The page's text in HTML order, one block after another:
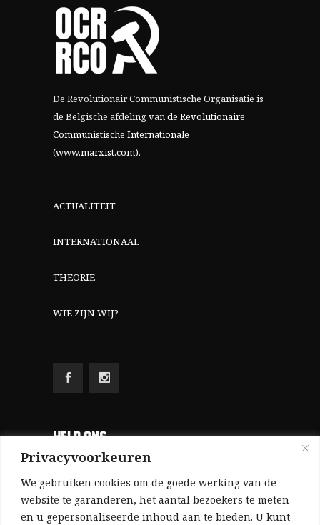
Privacyvoorkeuren
We gebruiken cookies om de goede werking van de
website te garanderen, het aantal bezoekers te meten
en u gepersonaliseerde inhoud aan te bieden. U kunt
De Revolutionair Communistische Organisatie is
de Belgische afdeling van de Revolutionaire
Communistische Internationale
(www.marxist.com).
ACTUALITEIT
INTERNATIONAAL
THEORIE
WIE ZIJN WIJ?
HELP ONS
Aangezien we volledig zelf gefinancierd zijn
(zonder subsidies, zonder commerciële
advertenties en zonder rijke sponsors), zijn we